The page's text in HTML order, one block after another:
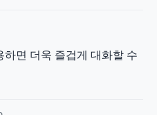
하면 더욱 즐겁게 대화할 수